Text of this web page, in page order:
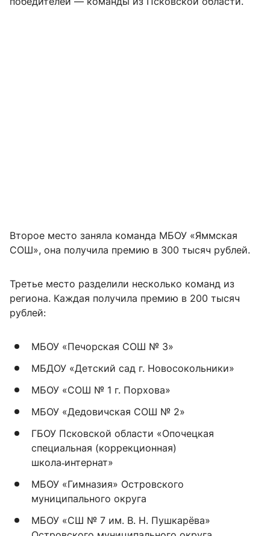
Второе место заняла команда МБОУ «Яммская
СОШ», она получила премию в 300 тысяч рублей.
Третье место разделили несколько команд из
региона. Каждая получила премию в 200 тысяч
рублей:
МБОУ «Печорская СОШ № 3»
МБДОУ «Детский сад г. Новосокольники»
МБОУ «СОШ № 1 г. Порхова»
МБОУ «Дедовичская СОШ № 2»
ГБОУ Псковской области «Опочецкая
специальная (коррекционная)
школа‑интернат»
МБОУ «Гимназия» Островского
муниципального округа
МБОУ «СШ № 7 им. В. Н. Пушкарёва»